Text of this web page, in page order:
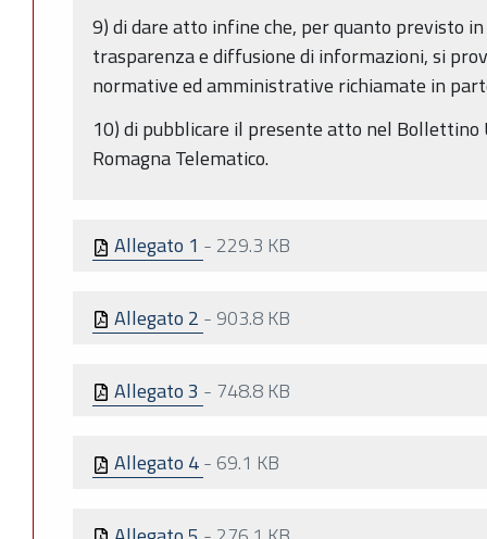
9) di dare atto infine che, per quanto previsto
trasparenza e diffusione di informazioni, si
normative ed amministrative richiamate in
10) di pubblicare il presente atto nel
Romagna Telematico.
Allegato 1 - 229.3 KB
Allegato 2 - 903.8 KB
Allegato 3 - 748.8 KB
Allegato 4- 69.1 KB